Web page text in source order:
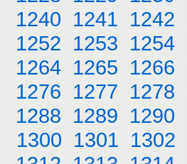
1240 1241 1242
1252 1253 1254
1264 1265 1266
1276 1277 1278
1288 1289 1290
1300 1301 1302